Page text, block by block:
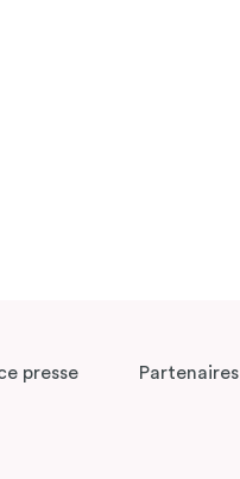
presse Partenaires